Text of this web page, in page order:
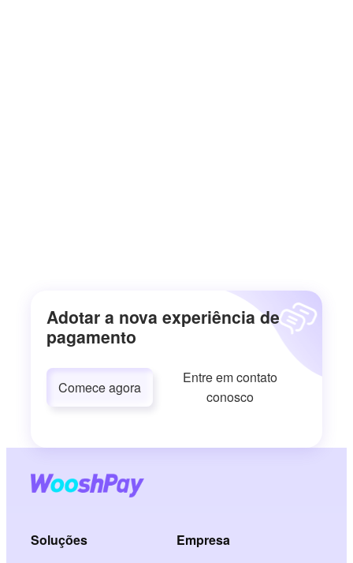
Adotar a nova experiência de
pagamento
Comece agora
Entre em contato
conosco
Soluções Empresa